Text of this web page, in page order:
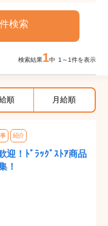
検索結果1中 1～1件を表示
順 月給順
紹介
迎！ﾄﾞﾗｯｸﾞｽﾄｱ商品
！